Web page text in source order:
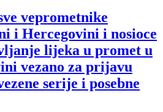
veprometnike
i Hercegovini i nosioce
lijeka u promet u
vezano za prijavu
serije i posebne